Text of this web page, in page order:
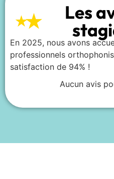
Les
En 2025, nous avons
professionnels
satisfaction de 94% !
Aucun avis